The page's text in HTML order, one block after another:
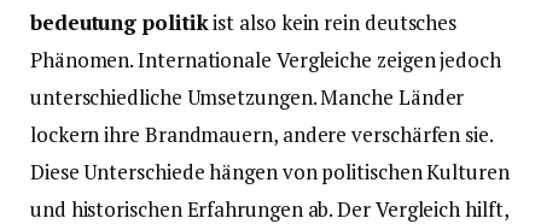
bedeutung politikist also kein rein deutsches
Phänomen. Internationale Vergleiche zeigen jedoch
unterschiedliche Umsetzungen. Manche Länder
lockern ihre Brandmauern, andere verschärfen sie.
Diese Unterschiede hängen von politischen Kulturen
und historischen Erfahrungen ab. Der Vergleich hilft,